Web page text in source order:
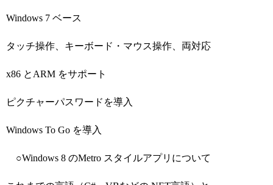
Windows 7 ベース
タッチ操作、キーボード・マウス操作、両対応
x86 とARM をサポート
ピクチャーパスワードを導入
Windows To Go を導入
○Windows 8 のMetro スタイルアプリについて